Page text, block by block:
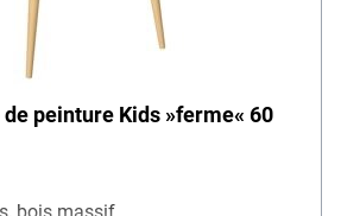
peinture Kids »ferme« 60
bois massif